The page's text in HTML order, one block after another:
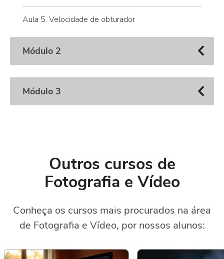
Aula 5. Velocidade de obturador
Módulo 2
Módulo 3
Outros cursos de
Fotografia e Vídeo
Conheça os cursos mais procurados na área
de Fotografia e Vídeo, por nossos alunos: